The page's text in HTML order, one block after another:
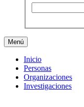
Menú
Inicio
Personas
Organizaciones
Investigaciones